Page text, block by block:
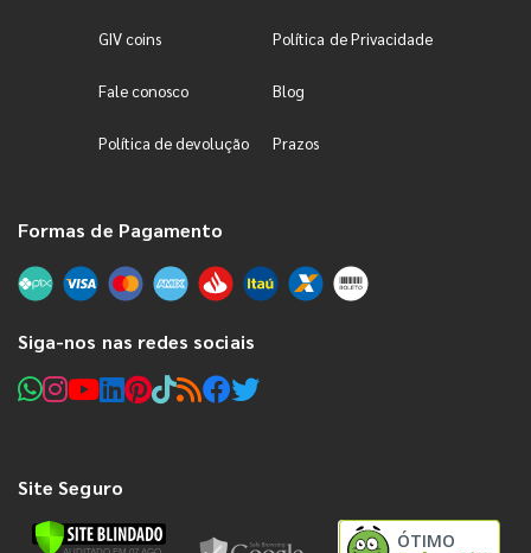
GIV coins Política de Privacidade
Fale conosco Blog
Política de devolução Prazos
Formas de Pagamento
Siga-nos nas redes sociais
Site Seguro
ÓTIMO